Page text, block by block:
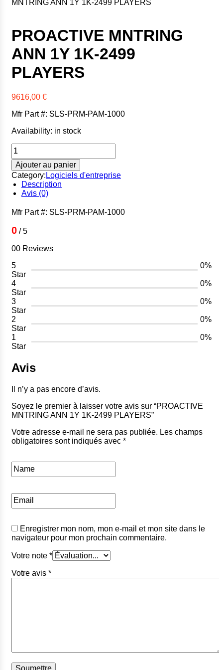
Xerox
MNTRING ANN 1Y 1K-2499 PLAYERS
PROACTIVE MNTRING
ANN 1Y 1K-2499
PLAYERS
9616,00 €
Mfr Part #: SLS-PRM-PAM-1000
Availability: in stock
Ajouter au panier
Category: Logiciels d'entreprise
Description
Avis (0)
Mfr Part #: SLS-PRM-PAM-1000
0 / 5
00 Reviews
5
Star
0%
4
Star
0%
3
Star
0%
2
Star
0%
1
Star
0%
Avis
Il n’y a pas encore d’avis.
Soyez le premier à laisser votre avis sur “PROACTIVE
MNTRING ANN 1Y 1K-2499 PLAYERS”
Votre adresse e-mail ne sera pas publiée. Les champs
obligatoires sont indiqués avec *
Enregistrer mon nom, mon e-mail et mon site dans le
navigateur pour mon prochain commentaire.
Votre note *
Votre avis *